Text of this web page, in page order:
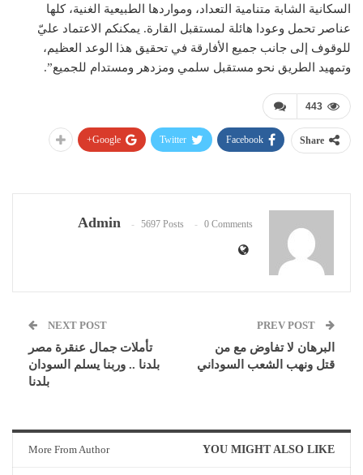
السكانية الشابة متنامية التعداد، ومواردها الطبيعية الغنية، كلها
عناصر تحمل وعودا هائلة لمستقبل القارة. يمكنكم الاعتماد عليّ
للوقوف إلى جانب جميع الأفارقة في تحقيق هذا الوعد العظيم،
وتمهيد الطريق نحو مستقبل سلمي ومزدهر ومستدام للجميع”.
443
Share
Facebook
Twitter
Google+
Admin 5697 Posts 0 Comments
البرهان لا تفاوض مع من
قتل ونهب الشعب السوداني
NEXT POST
تأملات جمال عنقرة مصر
بلدنا .. وربنا يسلم السودان
بلدنا
YOU MIGHT ALSO LIKE
More From Author